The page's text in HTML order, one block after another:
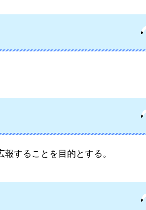
することを目的とする。